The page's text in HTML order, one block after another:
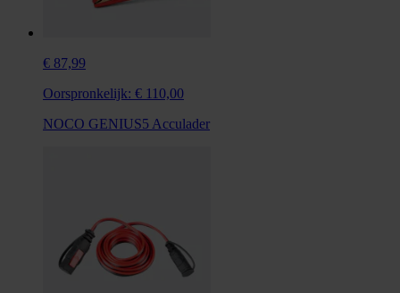
€ 87,99
Oorspronkelijk: € 110,00
NOCO GENIUS5 Acculader